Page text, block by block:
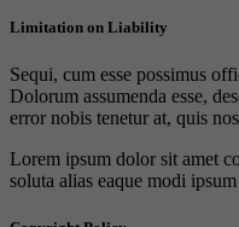
Limitation on Liability
Sequi, cum esse possimus
Dolorum assumenda esse,
error nobis tenetur at, quis
Lorem ipsum dolor sit amet
soluta alias eaque modi